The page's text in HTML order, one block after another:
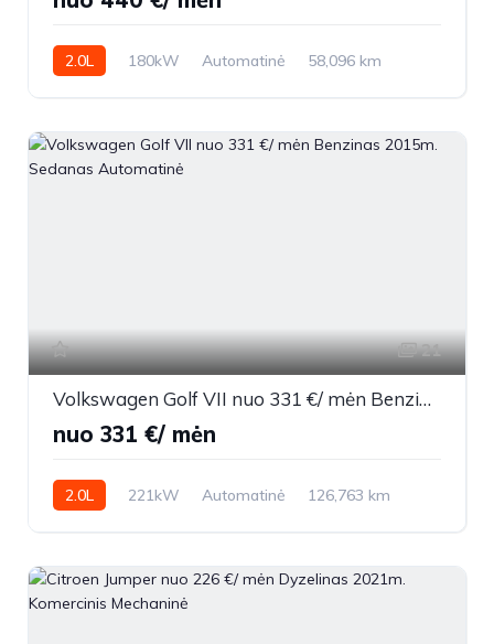
2.0L 180kW Automatinė
58,096 km
21
Volkswagen Golf VII nuo 331 €/ mėn Benzinas 2015m. Sedanas Automatinė
nuo 331 €/ mėn
2.0L 221kW Automatinė
126,763 km